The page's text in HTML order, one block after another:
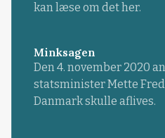
kan læse om det her.
Minksagen
Den 4. november 2020
statsminister Mette
Danmark skulle aflives.